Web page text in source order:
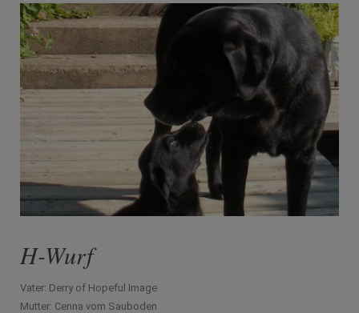
H-Wurf
Vater: Derry of Hopeful Image
Mutter: Cenna vom Sauboden